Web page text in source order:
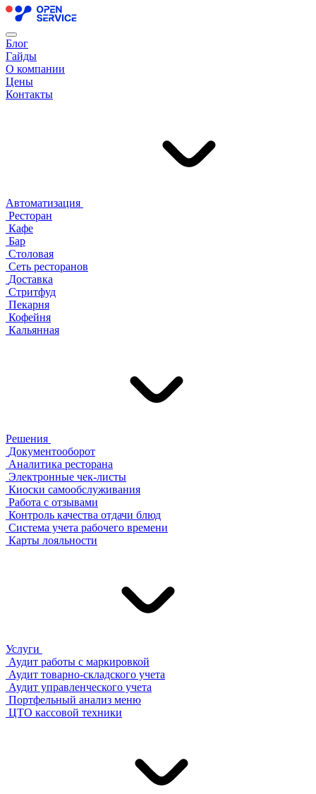
Блог
Гайды
О компании
Цены
Контакты
Автоматизация
Ресторан
Кафе
Бар
Столовая
Сеть ресторанов
Доставка
Стритфуд
Пекарня
Кофейня
Кальянная
Решения
Документооборот
Аналитика ресторана
Электронные чек-листы
Киоски самообслуживания
Работа с отзывами
Контроль качества отдачи блюд
Система учета рабочего времени
Карты лояльности
Услуги
Аудит работы с маркировкой
Аудит товарно-складского учета
Аудит управленческого учета
Портфельный анализ меню
ЦТО кассовой техники